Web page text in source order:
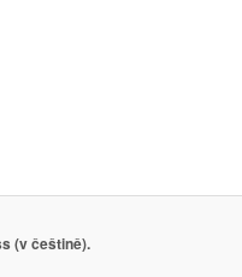
(v češtině).